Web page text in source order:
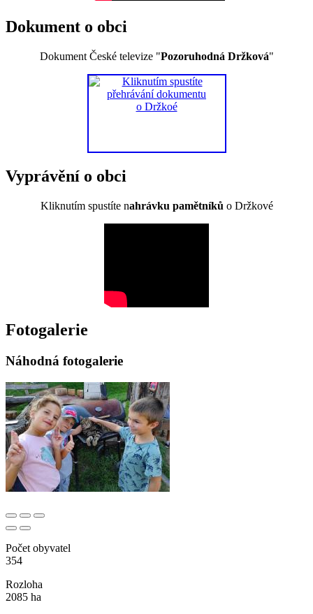
Dokument o obci
Dokument České televize "Pozoruhodná Držková"
Vyprávění o obci
Kliknutím spustíte nahrávku pamětníků o Držkové
Fotogalerie
Náhodná fotogalerie
Počet obyvatel
354
Rozloha
2085 ha